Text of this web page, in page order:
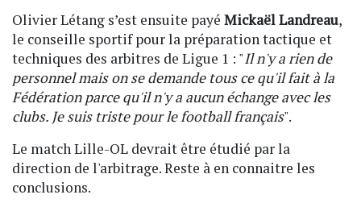
Olivier Létang s’est ensuite payé Mickaël Landreau,
le conseille sportif pour la préparation tactique et
techniques des arbitres de Ligue 1 : "Il n'y a rien de
personnel mais on se demande tous ce qu'il fait à la
Fédération parce qu'il n'y a aucun échange avec les
clubs. Je suis triste pour le football français".
Le match Lille-OL devrait être étudié par la
direction de l'arbitrage. Reste à en connaitre les
conclusions.